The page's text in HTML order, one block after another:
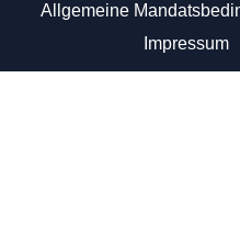
Allgemeine
Impressum